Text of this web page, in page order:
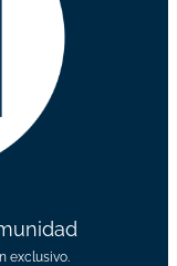
exclusivo.